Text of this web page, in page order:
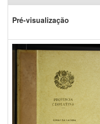
Pré-visualização